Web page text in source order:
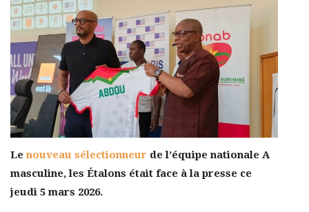
Le nouveau sélectionneur de l’équipe nationale A
masculine, les Étalons était face à la presse ce
jeudi 5 mars 2026.